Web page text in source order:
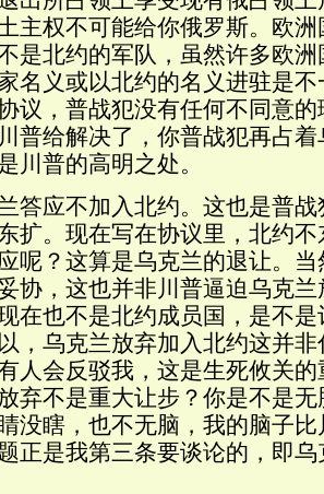
主权不可能给你俄罗斯。欧
是北约的军队，虽然许多欧
名义或以北约的名义进驻是
议，普战犯没有任何不同意
普给解决了，你普战犯再占
川普的高明之处。
答应不加入北约。这也是普
扩。现在写在协议里，北约
呢？这算是乌克兰的退让。
协，这也并非川普逼迫乌克
在也不是北约成员国，是不
，乌克兰放弃加入北约这并
人会反驳我，这是生死攸关
弃不是重大让步？你是不是
没瞎，也不无脑，我的脑子
正是我第三条要谈论的，即